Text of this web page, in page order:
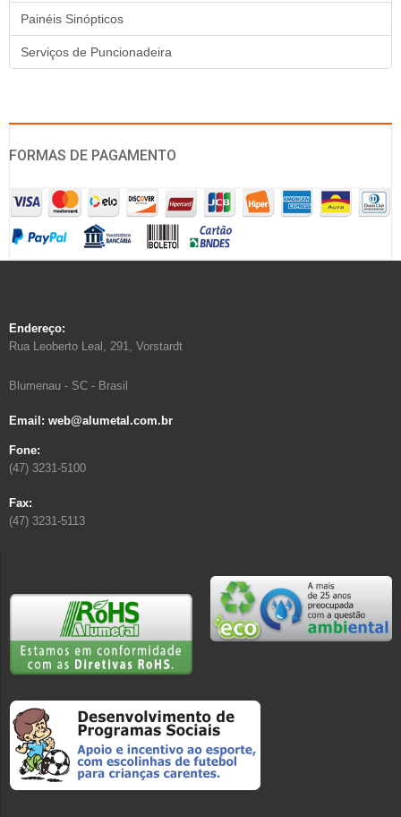
Painéis Sinópticos
Serviços de Puncionadeira
FORMAS DE PAGAMENTO
Endereço:
Rua Leoberto Leal, 291, Vorstardt
Blumenau - SC - Brasil
Email: web@alumetal.com.br
Fone:
(47) 3231-5100
Fax:
(47) 3231-5113